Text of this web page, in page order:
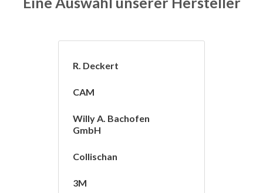
R. Deckert
CAM
Willy A. Bachofen
GmbH
Collischan
3M